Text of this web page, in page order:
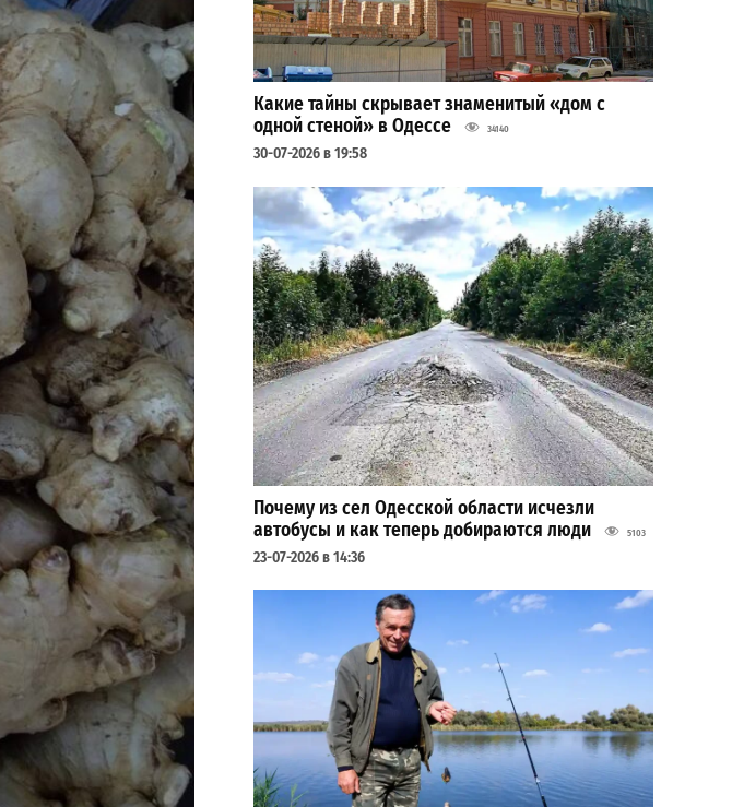
Какие тайны скрывает знаменитый «дом с
одной стеной» в Одессе
34140
30-07-2026 в 19:58
Почему из сел Одесской области исчезли
автобусы и как теперь добираются люди
5103
23-07-2026 в 14:36